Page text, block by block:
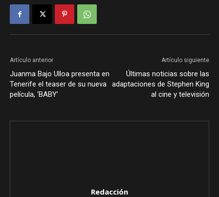
Artículo anterior
Juanma Bajo Ulloa presenta en
Tenerife el teaser de su nueva
película, ‘BABY’
Artículo siguiente
Últimas noticias sobre las
adaptaciones de Stephen King
al cine y televisión
Redacción